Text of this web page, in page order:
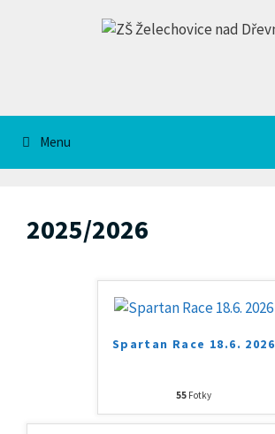
Menu
2025/2026
Spartan Race 18.6. 2026
55 Fotky